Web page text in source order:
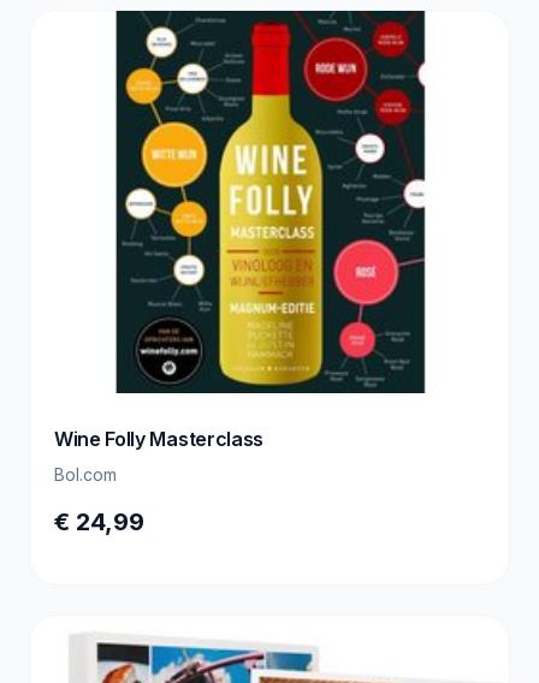
Wine Folly Masterclass
Bol.com
€ 24,99